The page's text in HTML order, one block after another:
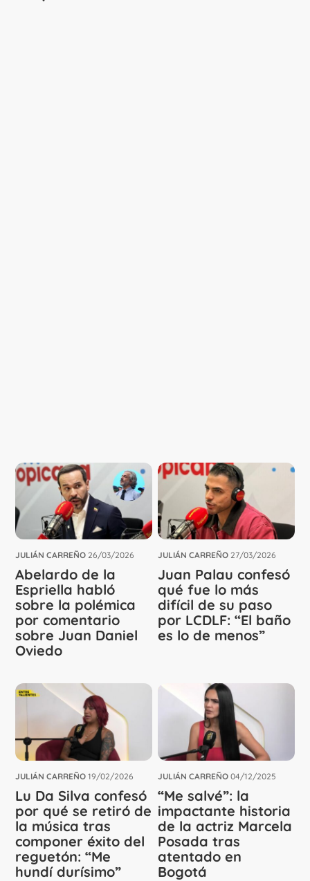
JULIÁN CARREÑO 26/03/2026
Abelardo de la
Espriella habló
sobre la polémica
por comentario
sobre Juan Daniel
Oviedo
JULIÁN CARREÑO 27/03/2026
Juan Palau confesó
qué fue lo más
difícil de su paso
por LCDLF: “El baño
es lo de menos”
JULIÁN CARREÑO 19/02/2026
Lu Da Silva confesó
por qué se retiró de
la música tras
componer éxito del
reguetón: “Me
hundí durísimo”
JULIÁN CARREÑO 04/12/2025
“Me salvé”: la
impactante historia
de la actriz Marcela
Posada tras
atentado en
Bogotá